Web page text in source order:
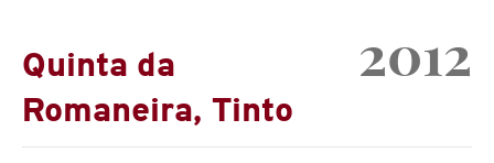
Quinta da
Romaneira, Tinto
2012